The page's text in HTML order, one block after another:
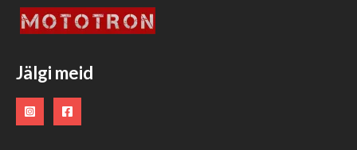
Jälgi meid